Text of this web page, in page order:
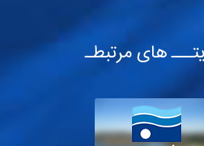
های مرتبطـ